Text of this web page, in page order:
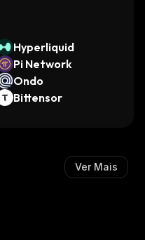
Hyperliquid
Pi Network
Ondo
Bittensor
Ver Mais